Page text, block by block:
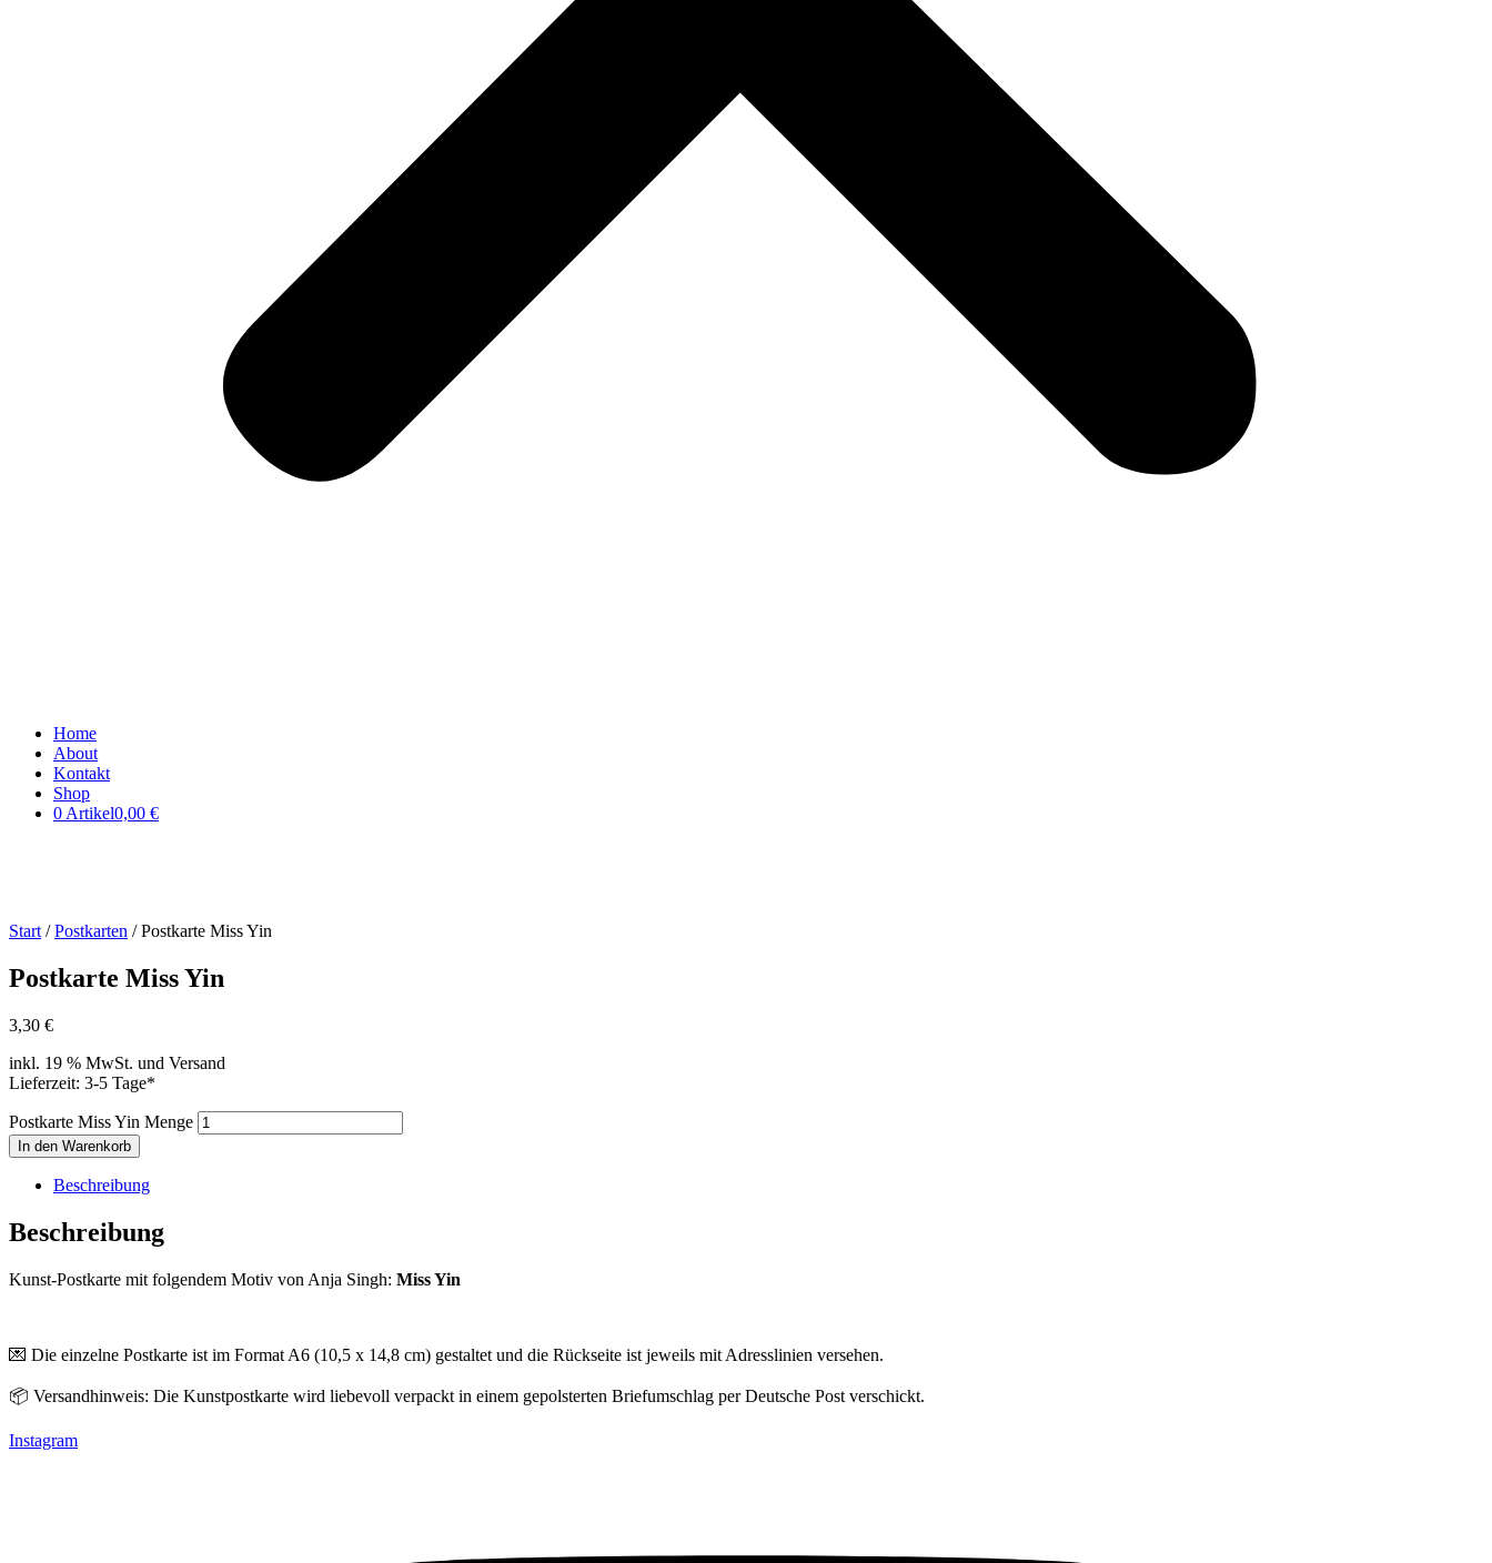
Home
About
Kontakt
Shop
0 Artikel0,00 €
Start /Postkarten / Postkarte Miss Yin
Postkarte Miss Yin
3,30 €
inkl. 19 % MwSt. und Versand
Lieferzeit: 3-5 Tage*
Postkarte Miss Yin Menge
In den Warenkorb
Beschreibung
Beschreibung
Kunst-Postkarte mit folgendem Motiv von Anja Singh: Miss Yin
💌 Die einzelne Postkarte ist im Format A6 (10,5 x 14,8 cm) gestaltet und die Rückseite ist jeweils mit Adresslinien versehen.
📦 Versandhinweis: Die Kunstpostkarte wird liebevoll verpackt in einem gepolsterten Briefumschlag per Deutsche Post verschickt.
Instagram